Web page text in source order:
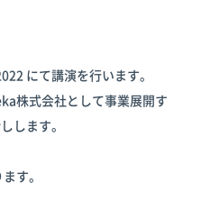
にて講演を行います。
株式会社として事業展開す
します。
す。